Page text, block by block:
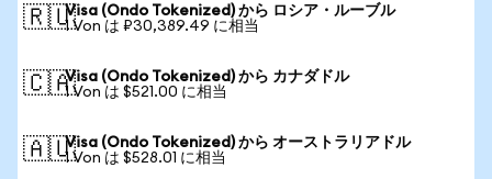
🇷🇺Visa (Ondo Tokenized) から ロシア・ルーブル
1 Von は ₽30,389.49 に相当
🇨🇦Visa (Ondo Tokenized) から カナダドル
1 Von は $521.00 に相当
🇦🇺Visa (Ondo Tokenized) から オーストラリアドル
1 Von は $528.01 に相当